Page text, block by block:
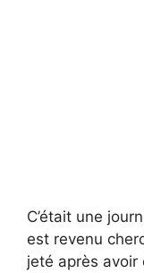
C’était une
est revenu
jeté après